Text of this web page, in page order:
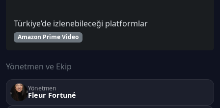
Türkiye’de izlenebileceği platformlar
Amazon Prime Video
Yönetmen ve Ekip
Yönetmen
Fleur Fortuné